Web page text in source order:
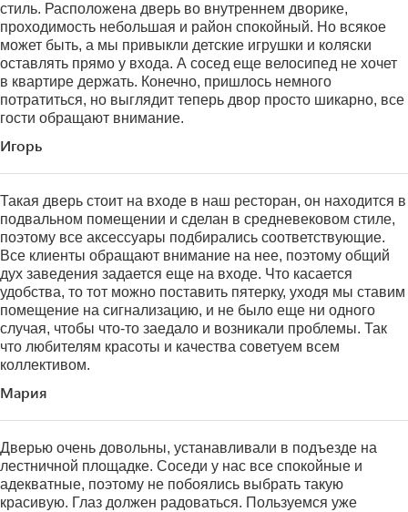
стиль. Расположена дверь во внутреннем дворике,
проходимость небольшая и район спокойный. Но всякое
может быть, а мы привыкли детские игрушки и коляски
оставлять прямо у входа. А сосед еще велосипед не хочет
в квартире держать. Конечно, пришлось немного
потратиться, но выглядит теперь двор просто шикарно, все
гости обращают внимание.
Игорь
Такая дверь стоит на входе в наш ресторан, он находится в
подвальном помещении и сделан в средневековом стиле,
поэтому все аксессуары подбирались соответствующие.
Все клиенты обращают внимание на нее, поэтому общий
дух заведения задается еще на входе. Что касается
удобства, то тот можно поставить пятерку, уходя мы ставим
помещение на сигнализацию, и не было еще ни одного
случая, чтобы что-то заедало и возникали проблемы. Так
что любителям красоты и качества советуем всем
коллективом.
Мария
Дверью очень довольны, устанавливали в подъезде на
лестничной площадке. Соседи у нас все спокойные и
адекватные, поэтому не побоялись выбрать такую
красивую. Глаз должен радоваться. Пользуемся уже